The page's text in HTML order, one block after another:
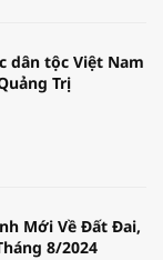
dân tộc Việt Nam
Trị
Mới Về Đất Đai,
8/2024